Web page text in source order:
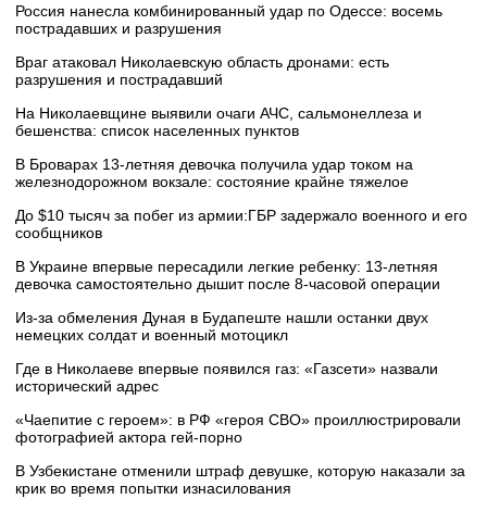
Россия нанесла комбинированный удар по Одессе: восемь
пострадавших и разрушения
Враг атаковал Николаевскую область дронами: есть
разрушения и пострадавший
На Николаевщине выявили очаги АЧС, сальмонеллеза и
бешенства: список населенных пунктов
В Броварах 13-летняя девочка получила удар током на
железнодорожном вокзале: состояние крайне тяжелое
До $10 тысяч за побег из армии:ГБР задержало военного и его
сообщников
В Украине впервые пересадили легкие ребенку: 13-летняя
девочка самостоятельно дышит после 8-часовой операции
Из-за обмеления Дуная в Будапеште нашли останки двух
немецких солдат и военный мотоцикл
Где в Николаеве впервые появился газ: «Газсети» назвали
исторический адрес
«Чаепитие с героем»: в РФ «героя СВО» проиллюстрировали
фотографией актора гей-порно
В Узбекистане отменили штраф девушке, которую наказали за
крик во время попытки изнасилования